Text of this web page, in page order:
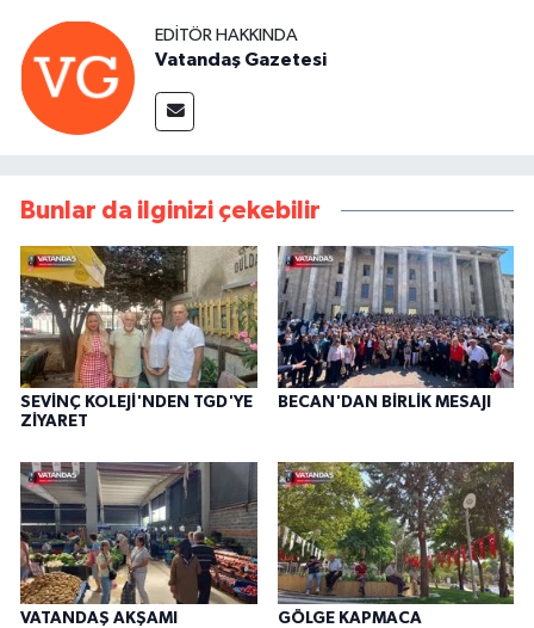
EDITÖR HAKKINDA
Vatandaş Gazetesi
Bunlar da ilginizi çekebilir
SEVİNÇ KOLEJİ'NDEN TGD'YE
ZİYARET
BECAN'DAN BİRLİK MESAJI
VATANDAŞ AKŞAMI
GÖLGE KAPMACA